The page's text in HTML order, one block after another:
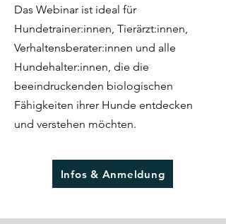
Das Webinar ist ideal für
Hundetrainer:innen, Tierärzt:innen,
Verhaltensberater:innen und alle
Hundehalter:innen, die die
beeindruckenden biologischen
Fähigkeiten ihrer Hunde entdecken
und verstehen möchten.
Infos & Anmeldung